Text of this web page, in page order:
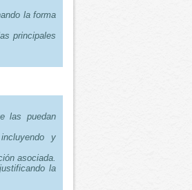
la forma
principales
las puedan
y
asociada.
la